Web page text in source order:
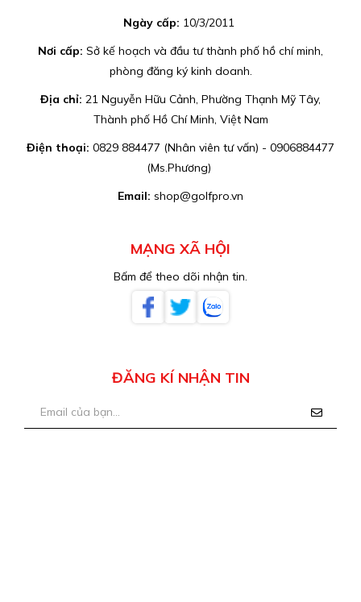
Ngày cấp: 10/3/2011
Nơi cấp: Sở kế hoạch và đầu tư thành phố hồ chí minh,
phòng đăng ký kinh doanh.
Địa chỉ: 21 Nguyễn Hữu Cảnh, Phường Thạnh Mỹ Tây,
Thành phố Hồ Chí Minh, Việt Nam
Điện thoại: 0829 884477 (Nhân viên tư vấn) - 0906884477
(Ms.Phương)
Email: shop@golfpro.vn
MẠNG XÃ HỘI
Bấm để theo dõi nhận tin.
ĐĂNG KÍ NHẬN TIN